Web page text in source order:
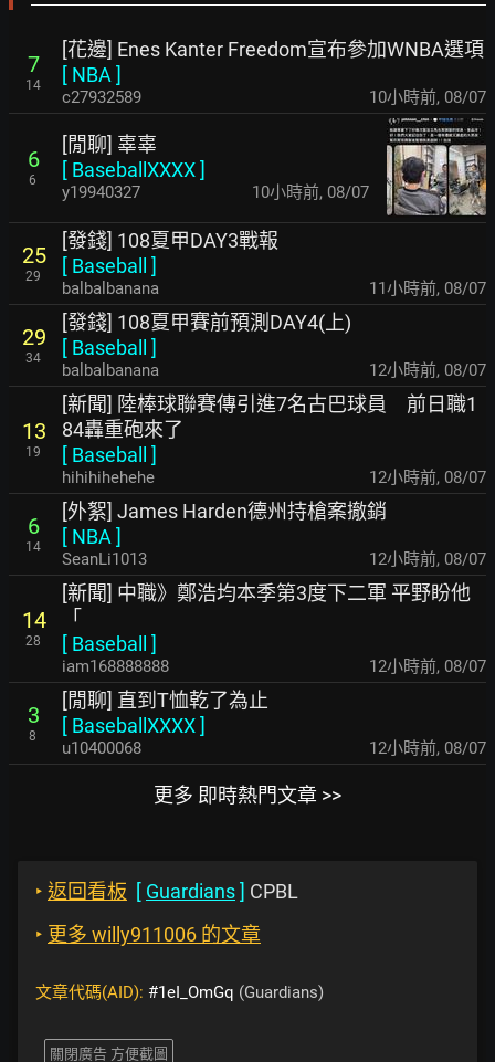
7
14
[花邊] Enes Kanter Freedom宣布參加WNBA選項
[ NBA ]
c27932589 10小時前, 08/07
6
6
[閒聊] 辜辜
[ BaseballXXXX]
y19940327 10小時前, 08/07
25
29
[發錢] 108夏甲DAY3戰報
[ Baseball ]
balbalbanana 11小時前, 08/07
29
34
[發錢] 108夏甲賽前預測DAY4(上)
[ Baseball ]
balbalbanana 12小時前, 08/07
13
19
[新聞] 陸棒球聯賽傳引進7名古巴球員 前日職1
84轟重砲來了
[ Baseball ]
hihihihehehe 12小時前, 08/07
6
14
[外絮] James Harden德州持槍案撤銷
[ NBA ]
SeanLi1013 12小時前, 08/07
14
28
[新聞] 中職》鄭浩均本季第3度下二軍 平野盼他
「
[ Baseball ]
iam168888888 12小時前, 08/07
3
8
[閒聊] 直到T恤乾了為止
[ BaseballXXXX]
u10400068 12小時前, 08/07
更多 即時熱門文章 >>
‣ 返回看板 [ Guardians] CPBL
‣ 更多 willy911006 的文章
文章代碼(AID): #1eI_OmGq (Guardians)
關閉廣告 方便截圖